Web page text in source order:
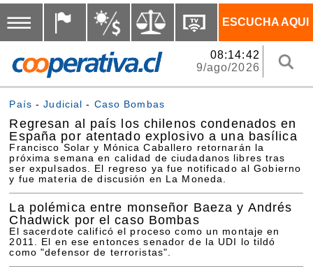
ESCUCHA AQUI
08:14:42
9/ago/2026
País -Judicial - Caso Bombas
Regresan al país los chilenos condenados en
España por atentado explosivo a una basílica
Francisco Solar y Mónica Caballero retornarán la
próxima semana en calidad de ciudadanos libres tras
ser expulsados. El regreso ya fue notificado al Gobierno
y fue materia de discusión en La Moneda.
La polémica entre monseñor Baeza y Andrés
Chadwick por el caso Bombas
El sacerdote calificó el proceso como un montaje en
2011. El en ese entonces senador de la UDI lo tildó
como "defensor de terroristas".